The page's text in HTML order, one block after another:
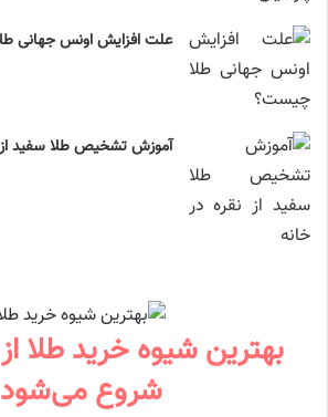
علت افزایش اونس جهانی
آموزش تشخیص طلا سفید از
بهترین شیوه خرید طلا
شروع می‌شود